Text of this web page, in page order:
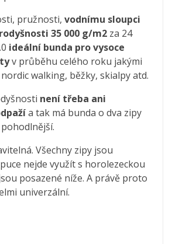
pružnosti, vodnímu sloupci
35 000 g/m2 za 24
ideální bunda pro vysoce
v průběhu celého roku jakými
walking, běžky, skialpy atd.
není třeba ani
a tak má bunda o dva zipy
Všechny zipy jsou
nejde využít s horolezeckou
posazené níže. A právě proto
univerzální.